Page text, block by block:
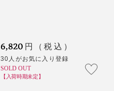
6,820 円（税込）
30人がお気に入り登録
SOLD OUT
【入荷時期未定】